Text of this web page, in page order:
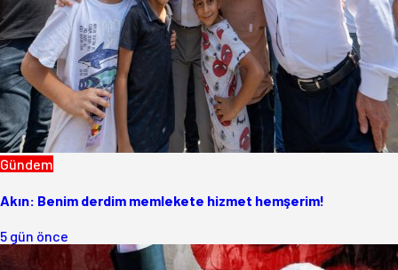
Gündem
Akın: Benim derdim memlekete hizmet hemşerim!
5 gün önce